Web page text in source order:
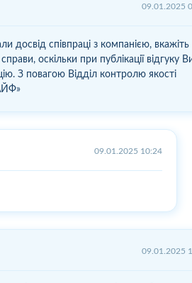
09.01.2025
досвід співпраці з компанією, вкажіть
оскільки при публікації відгуку
З повагою Відділ контролю якості
09.01.2025 10:24
09.01.2025